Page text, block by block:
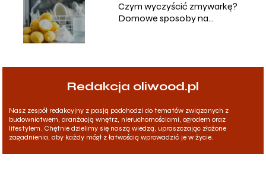
Czym wyczyścić zmywarkę?
Domowe sposoby na
Redakcja oliwood.pl
Nasz zespół redakcyjny z pasją podchodzi do tematów związanych z
budownictwem, aranżacją wnętrz, nieruchomościami, ogrodem oraz
lifestylem. Chętnie dzielimy się naszą wiedzą, upraszczając złożone
zagadnienia, aby każdy mógł z łatwością wprowadzić je w życie.